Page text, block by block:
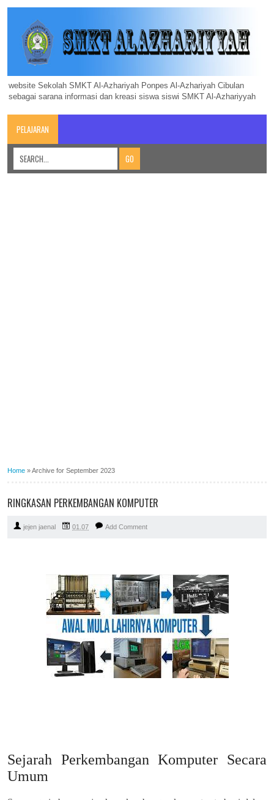
website Sekolah SMKT Al-Azhariyah Ponpes Al-Azhariyah Cibulan
sebagai sarana informasi dan kreasi siswa siswi SMKT Al-Azhariyyah
PELAJARAN
Home »Archive for September 2023
RINGKASAN PERKEMBANGAN KOMPUTER
jejen jaenal 01.07 Add Comment
Sejarah Perkembangan Komputer Secara
Umum